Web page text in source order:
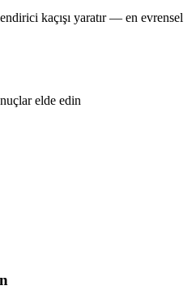
kaçışı yaratır — en evrensel
elde edin